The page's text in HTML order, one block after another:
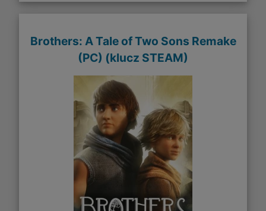
Brothers: A Tale of Two Sons Remake
(PC) (klucz STEAM)